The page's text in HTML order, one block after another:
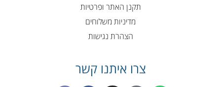
תקנן האתר ופרטיות
מדיניות משלוחים
הצהרת נגישות
צרו איתנו קשר